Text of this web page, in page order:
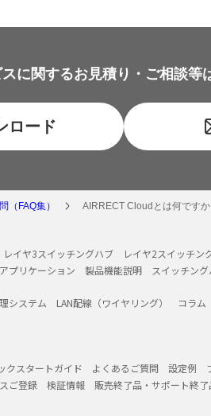
に関するお見積り・ご相談等
ロード
（FAQ集） AIRRECT Cloudとは何ですか
レイヤ3スイッチングハブ レイヤ2スイッチン
プリケーション 製品機能説明 スイッチン
システム LAN配線（ワイヤリング） コラム
クスタートガイド よくあるご質問 設定例
ご登録 検証情報 販売終了品・サポート終了